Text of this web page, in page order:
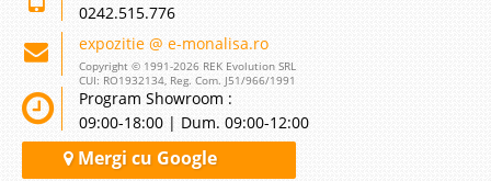
0242.515.776
expozitie @ e-monalisa.ro
Copyright © 1991-2026 REK Evolution SRL
CUI: RO1932134, Reg. Com. J51/966/1991
Program Showroom :
09:00-18:00 | Dum. 09:00-12:00
Mergi cu Google